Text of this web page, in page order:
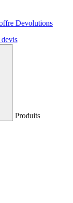
Devolutions
Produits